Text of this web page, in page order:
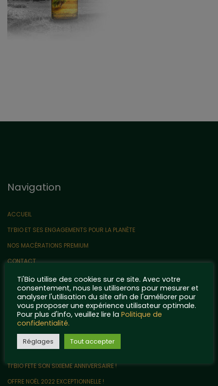
Navigation
ACCUEIL
TI’BIO ET SES ENGAGEMENTS POUR LA PLANÈTE
NOS MACÉRATIONS PREMIUM
CONTACT
QUELQUES POINTS DE RÉFÉRENCE…
MENTIONS LÉGALES ET POLITIQUE DE CONFIDENTIALITÉ
Articles récents
LE VRAC EN VENTE DIRECTE ARRIVE CHEZ TI’BIO !
UN PARTENARIAT ORIGINAL AVEC LES RIGOLETTES NANTAISES !
TI’BIO FÊTE SON SIXIÈME ANNIVERSAIRE !
OFFRE NOËL 2022 EXCEPTIONNELLE !
Ti'Bio utilise des cookies sur ce site. Avec votre
consentement, nous les utiliserons pour mesurer et
analyser l'utilisation du site afin de l'améliorer pour
vous proposer une expérience utilisateur optimale.
Pour plus d'info, veuillez lire la Politique de
confidentialité.
Réglages Tout accepter